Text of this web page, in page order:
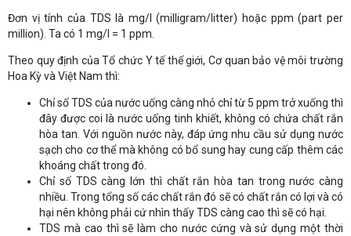
Đơn vị tính của TDS là mg/l (milligram/litter) hoặc ppm (part per
million). Ta có 1 mg/l = 1 ppm.
Theo quy định của Tổ chức Y tế thế giới, Cơ quan bảo vệ môi trường
Hoa Kỳ và Việt Nam thì:
Chỉ số TDS của nước uống càng nhỏ chỉ từ 5 ppm trở xuống thì
đây được coi là nước uống tinh khiết, không có chứa chất rắn
hòa tan. Với nguồn nước này, đáp ứng nhu cầu sử dụng nước
sạch cho cơ thể mà không có bổ sung hay cung cấp thêm các
khoáng chất trong đó.
Chỉ số TDS càng lớn thì chất rắn hòa tan trong nước càng
nhiều. Trong tổng số các chất rắn đó sẽ có chất rắn có lợi và có
hại nên không phải cứ nhìn thấy TDS càng cao thì sẽ có hại.
TDS mà cao thì sẽ làm cho nước cứng và sử dụng một thời